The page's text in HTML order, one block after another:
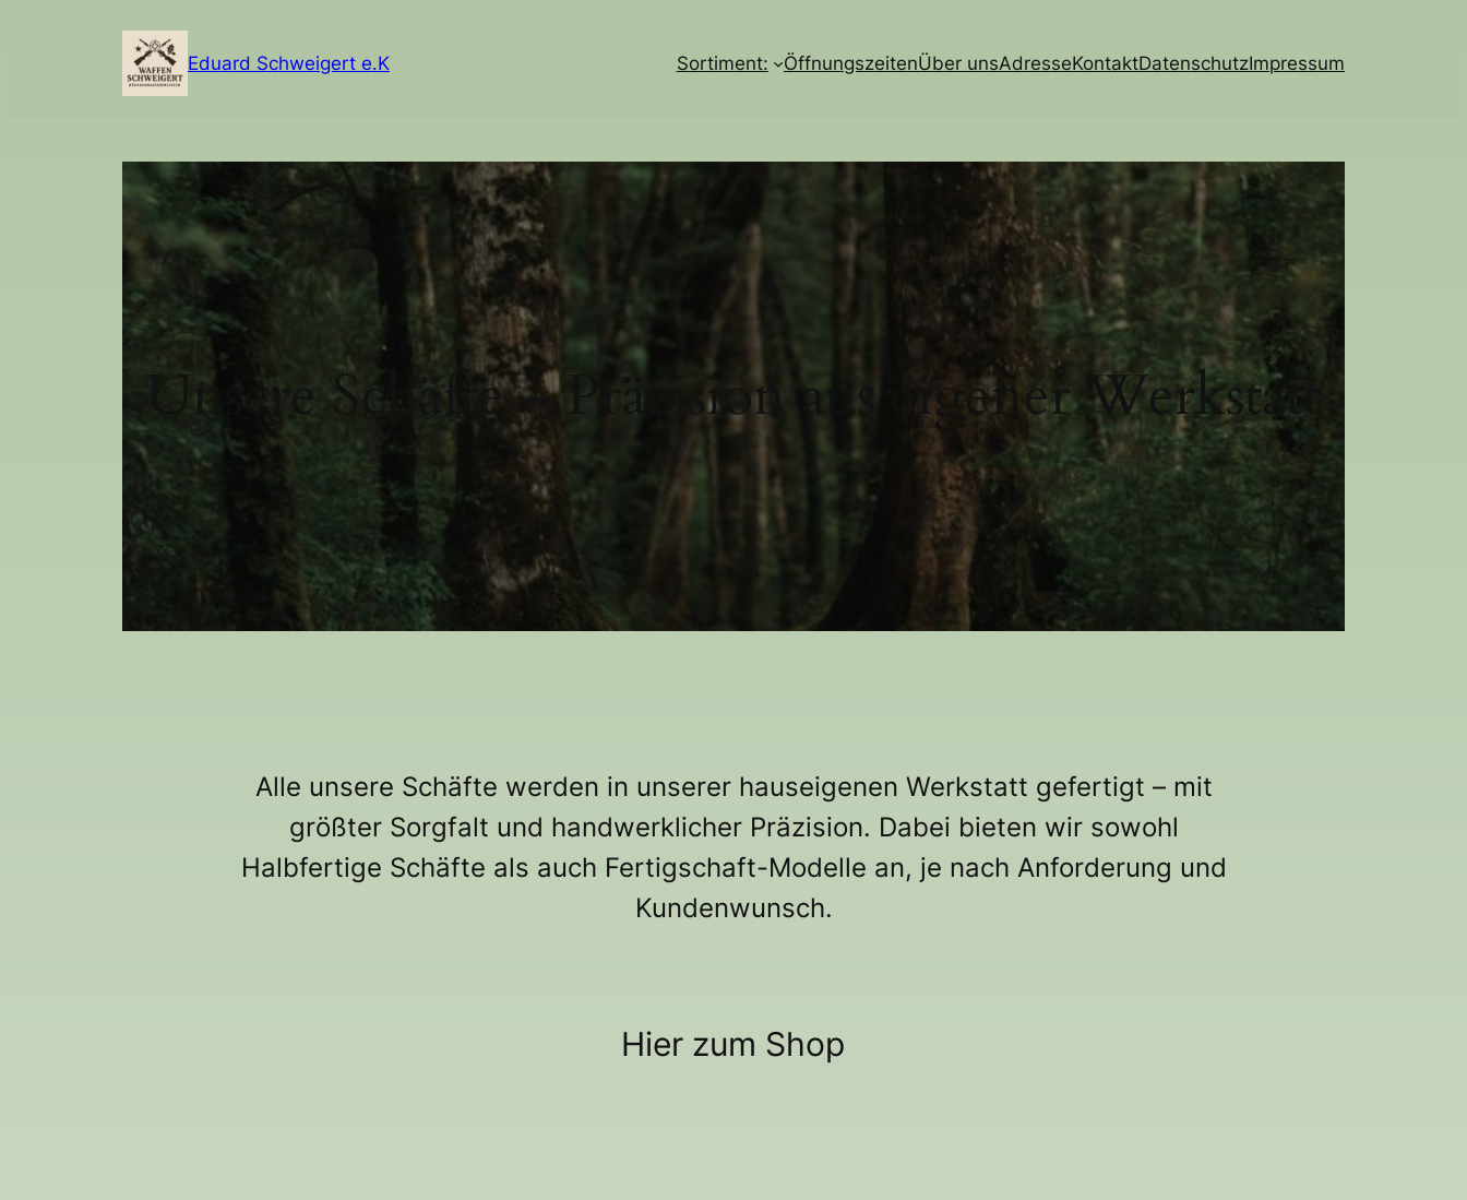
Eduard Schweigert e.K Sortiment: ÖffnungszeitenÜber unsAdresseKontaktDatenschutzImpressum
Unsere Schäfte – Präzision aus eigener Werkstatt
Alle unsere Schäfte werden in unserer hauseigenen Werkstatt gefertigt – mit
größter Sorgfalt und handwerklicher Präzision. Dabei bieten wir sowohl
Halbfertige Schäfte als auch Fertigschaft-Modelle an, je nach Anforderung und
Kundenwunsch.
Hier zum Shop